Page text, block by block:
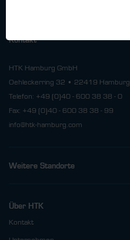
Kontakt
HTK Hamburg GmbH
Oehleckerring 32 • 22419 Hamburg
Telefon: +49 (0)40 - 600 38 38 - 0
Fax: +49 (0)40 - 600 38 38 - 99
info@htk-hamburg.com
Weitere Standorte
Über HTK
Kontakt